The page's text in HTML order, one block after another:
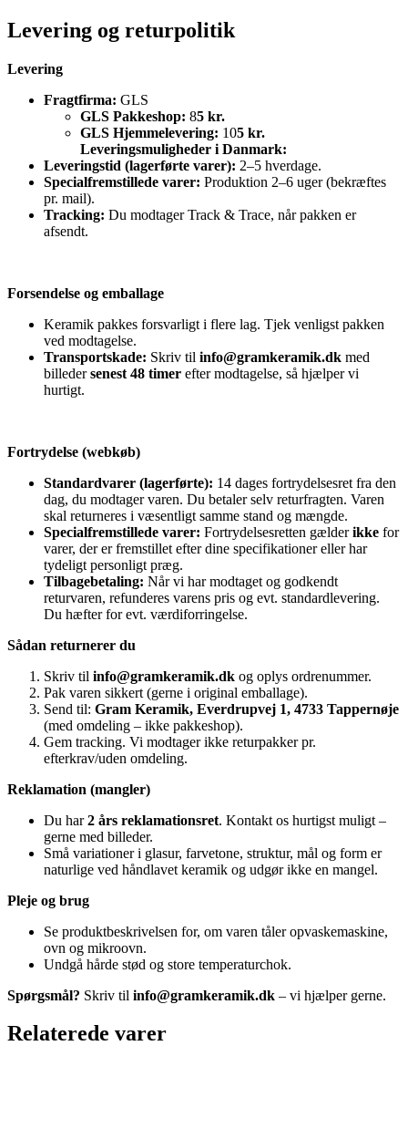
Levering og returpolitik
Levering
Fragtfirma: GLS
GLS Pakkeshop: 85 kr.
GLS Hjemmelevering: 105 kr.
Leveringsmuligheder i Danmark:
Leveringstid (lagerførte varer): 2–5 hverdage.
Specialfremstillede varer: Produktion 2–6 uger (bekræftes
pr. mail).
Tracking: Du modtager Track & Trace, når pakken er
afsendt.
Forsendelse og emballage
Keramik pakkes forsvarligt i flere lag. Tjek venligst pakken
ved modtagelse.
Transportskade: Skriv til info@gramkeramik.dk med
billedersenest 48 timer efter modtagelse, så hjælper vi
hurtigt.
Fortrydelse (webkøb)
Standardvarer (lagerførte): 14 dages fortrydelsesret fra den
dag, du modtager varen. Du betaler selv returfragten. Varen
skal returneres i væsentligt samme stand og mængde.
Specialfremstillede varer: Fortrydelsesretten gælderikke for
varer, der er fremstillet efter dine specifikationer eller har
tydeligt personligt præg.
Tilbagebetaling: Når vi har modtaget og godkendt
returvaren, refunderes varens pris og evt. standardlevering.
Du hæfter for evt. værdiforringelse.
Sådan returnerer du
Skriv til info@gramkeramik.dk og oplys ordrenummer.
Pak varen sikkert (gerne i original emballage).
Send til: Gram Keramik, Everdrupvej 1, 4733 Tappernøje
(med omdeling – ikke pakkeshop).
Gem tracking. Vi modtager ikke returpakker pr.
efterkrav/uden omdeling.
Reklamation (mangler)
Du har2 års reklamationsret. Kontakt os hurtigst muligt –
gerne med billeder.
Små variationer i glasur, farvetone, struktur, mål og form er
naturlige ved håndlavet keramik og udgør ikke en mangel.
Pleje og brug
Se produktbeskrivelsen for, om varen tåler opvaskemaskine,
ovn og mikroovn.
Undgå hårde stød og store temperaturchok.
Spørgsmål? Skriv til info@gramkeramik.dk – vi hjælper gerne.
Relaterede varer